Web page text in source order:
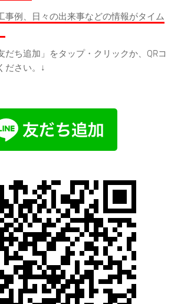
事例、日々の出来事などの情報がタイム
だち追加」をタップ・クリックか、QRコ
ださい。↓